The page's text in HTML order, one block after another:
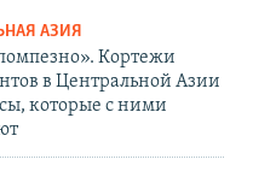
АЗИЯ
Кортежи
в Центральной Азии
которые с ними